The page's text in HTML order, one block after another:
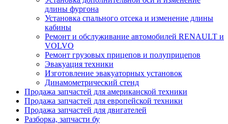
длины фургона
Установка спального отсека и изменение длины
кабины
Ремонт и обслуживание автомобилей RENAULT и
VOLVO
Ремонт грузовых прицепов и полуприцепов
Эвакуация техники
Изготовление эвакуаторных установок
Динамометрический стенд
Продажа запчастей для американской техники
Продажа запчастей для европейской техники
Продажа запчастей для двигателей
Разборка, запчасти бу